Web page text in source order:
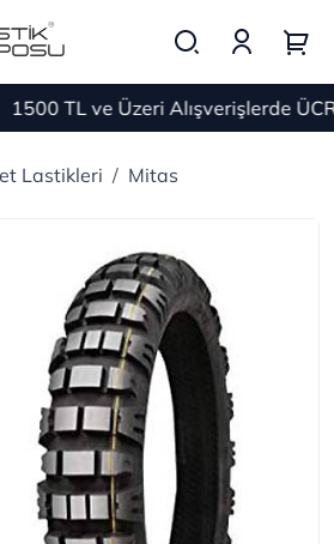
TL ve Üzeri Alışverişlerde
Lastikleri Mitas